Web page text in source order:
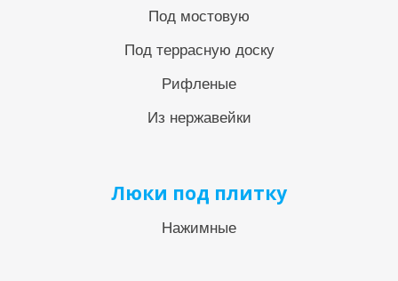
Под мостовую
Под террасную доску
Рифленые
Из нержавейки
Люки под плитку
Нажимные